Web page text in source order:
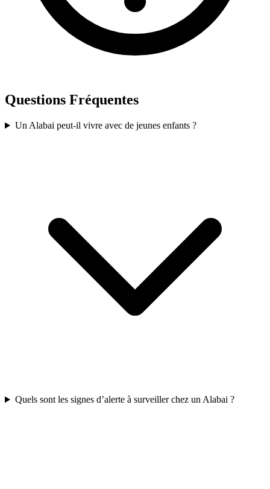
Questions Fréquentes
Un Alabai peut-il vivre avec de jeunes enfants ?
Quels sont les signes d’alerte à surveiller chez un Alabai ?